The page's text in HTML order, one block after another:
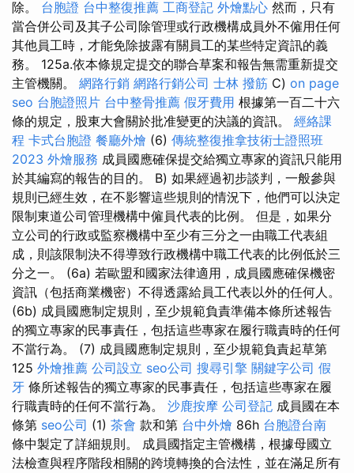
除。 台胞證 台中整復推薦 工商登記 外燴點心 然而，只有
當合併公司及其子公司除管理或行政機構成員外不僱用任何
其他員工時，才能免除披露有關員工的某些特定資訊的義
務。 125a.依本條規定提交的聯合草案和報告無需重新提交
主管機關。 網路行銷 網路行銷公司 士林 撥筋 C) on page
seo 台胞證照片 台中整骨推薦 假牙費用 根據第一百二十六
條的規定，股東大會關於批准變更的決議的資訊。 經絡課
程 卡式台胞證 餐廳外燴 (6) 傳統整復推拿技術士證照班
2023 外燴服務 成員國應確保提交給獨立專家的資訊只能用
於其編寫的報告的目的。 B) 如果經過初步談判，一般參與
規則已經生效，在不影響這些規則的情況下，他們可以決定
限制東道公司管理機構中僱員代表的比例。 但是，如果分
立公司的行政或監察機構中至少有三分之一由職工代表組
成，則該限制決不得導致行政機構中職工代表的比例低於三
分之一。 (6a) 若歐盟和國家法律適用，成員國應確保機密
資訊（包括商業機密）不得透露給員工代表以外的任何人。
(6b) 成員國應制定規則，至少規範負責準備本條所述報告
的獨立專家的民事責任，包括這些專家在履行職責時的任何
不當行為。 (7) 成員國應制定規則，至少規範負責起草第
125 外燴推薦 公司設立 seo公司 搜尋引擎 關鍵字公司 假
牙 條所述報告的獨立專家的民事責任，包括這些專家在履
行職責時的任何不當行為。 沙鹿按摩 公司登記 成員國在本
條第 seo公司 (1) 茶會 款和第 台中外燴 86h 台胞證台南
條中製定了詳細規則。 成員國指定主管機構，根據母國立
法檢查與程序階段相關的跨境轉換的合法性，並在滿足所有